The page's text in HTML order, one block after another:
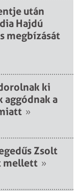
után
Hajdú
megbízását
ki
aggódnak a
»
Zsolt
mellett »